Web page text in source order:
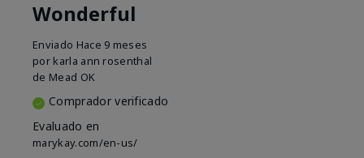
Wonderful
Enviado Hace 9 meses
por karla ann rosenthal
de Mead OK
Comprador verificado
Evaluado en
marykay.com/en-us/